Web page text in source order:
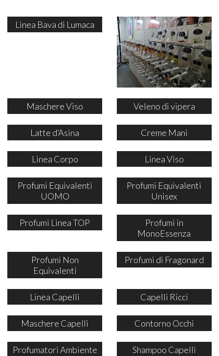
Linea Bava di Lumaca
Maschere Viso Veleno di vipera
Latte d’Asina Creme Mani
Linea Corpo Linea Viso
Profumi Equivalenti
UOMO
Profumi Equivalenti
Unisex
Profumi Linea TOP
Profumi in
MonoEssenza
Profumi Non
Equivalenti
Profumi di Fragonard
Linea Capelli Capelli Ricci
Maschere Capelli Contorno Occhi
Profumatori Ambiente Shampoo Capelli